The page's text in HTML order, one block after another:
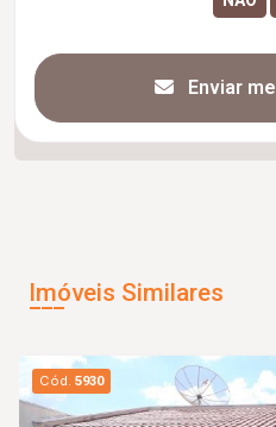
Enviar
Imóveis Similares
Cód.5930